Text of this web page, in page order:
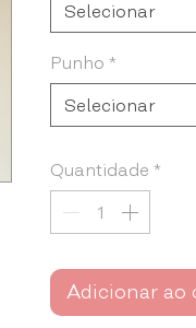
Selecionar
Punho *
Selecionar
Quantidade *
Adicionar ao